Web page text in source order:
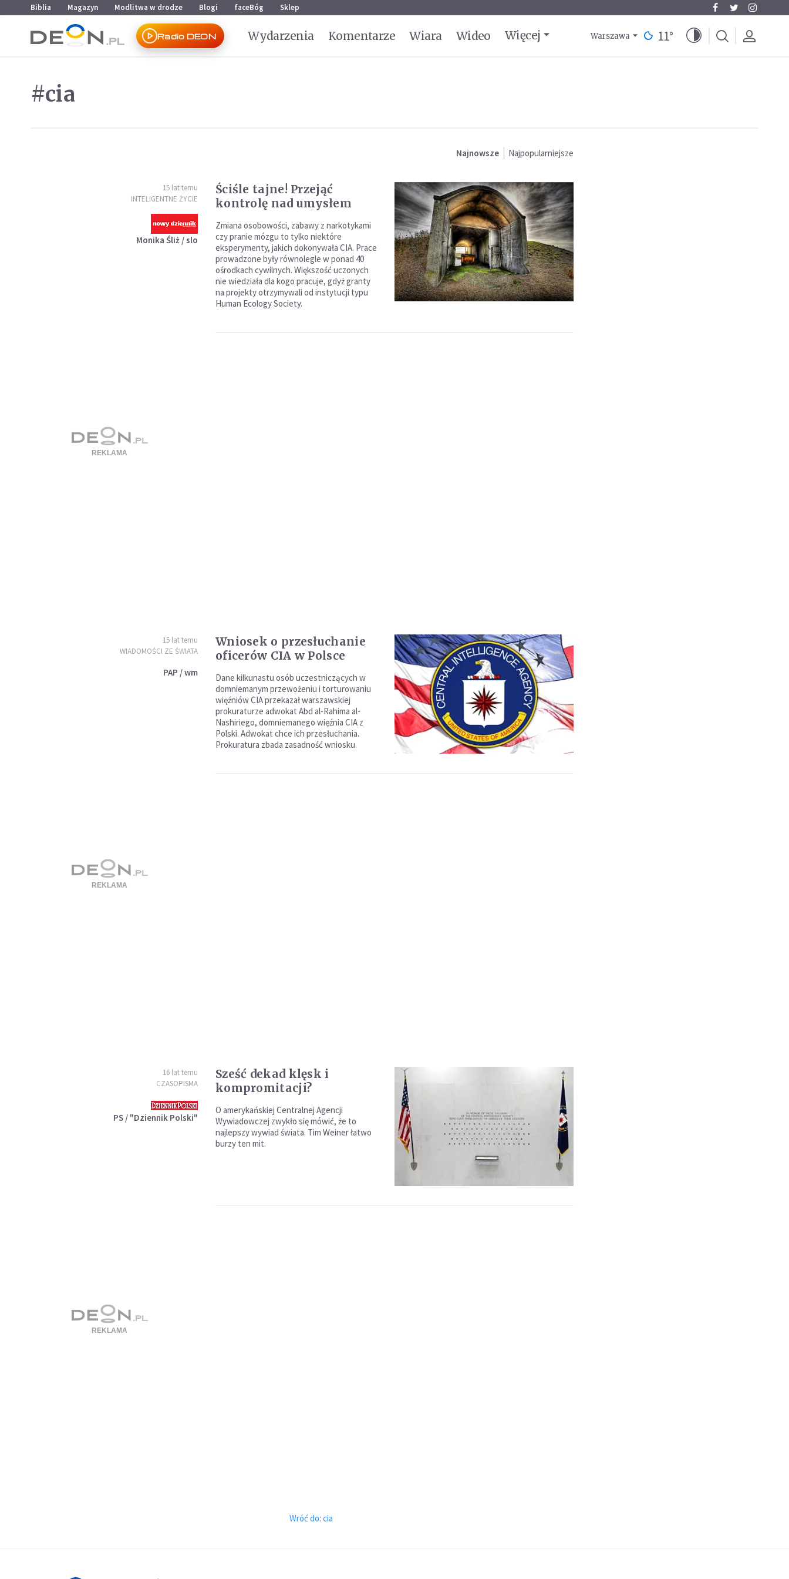
Przejdź do menu głównego
Przejdź do treści
Biblia Magazyn Modlitwa w drodze Blogi faceBóg Sklep
Radio DEON Wydarzenia Komentarze Wiara Wideo Więcej Warszawa 11°
#cia
Najnowsze Najpopularniejsze
15 lat temu
INTELIGENTNE ŻYCIE
Monika Śliż / slo
Ściśle tajne! Przejąć
kontrolę nad umysłem
Zmiana osobowości, zabawy z narkotykami
czy pranie mózgu to tylko niektóre
eksperymenty, jakich dokonywała CIA. Prace
prowadzone były równolegle w ponad 40
ośrodkach cywilnych. Większość uczonych
nie wiedziała dla kogo pracuje, gdyż granty
na projekty otrzymywali od instytucji typu
Human Ecology Society.
15 lat temu
WIADOMOŚCI ZE ŚWIATA
PAP / wm
Wniosek o przesłuchanie
oficerów CIA w Polsce
Dane kilkunastu osób uczestniczących w
domniemanym przewożeniu i torturowaniu
więźniów CIA przekazał warszawskiej
prokuraturze adwokat Abd al-Rahima al-
Nashiriego, domniemanego więźnia CIA z
Polski. Adwokat chce ich przesłuchania.
Prokuratura zbada zasadność wniosku.
16 lat temu
CZASOPISMA
PS / "Dziennik Polski"
Sześć dekad klęsk i
kompromitacji?
O amerykańskiej Centralnej Agencji
Wywiadowczej zwykło się mówić, że to
najlepszy wywiad świata. Tim Weiner łatwo
burzy ten mit.
Wróć do: cia